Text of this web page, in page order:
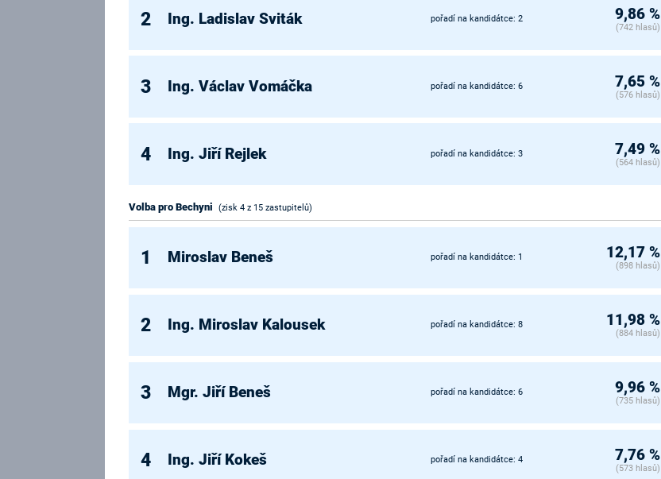
2 Ing. Ladislav Sviták pořadí na kandidátce: 2 9,86 %
(742 hlasů)
3 Ing. Václav Vomáčka pořadí na kandidátce: 6 7,65 %
(576 hlasů)
4 Ing. Jiří Rejlek pořadí na kandidátce: 3 7,49 %
(564 hlasů)
Volba pro Bechyni (zisk 4 z 15 zastupitelů)
1 Miroslav Beneš pořadí na kandidátce: 1 12,17 %
(898 hlasů)
2 Ing. Miroslav Kalousek pořadí na kandidátce: 8 11,98 %
(884 hlasů)
3 Mgr. Jiří Beneš pořadí na kandidátce: 6 9,96 %
(735 hlasů)
4 Ing. Jiří Kokeš pořadí na kandidátce: 4 7,76 %
(573 hlasů)